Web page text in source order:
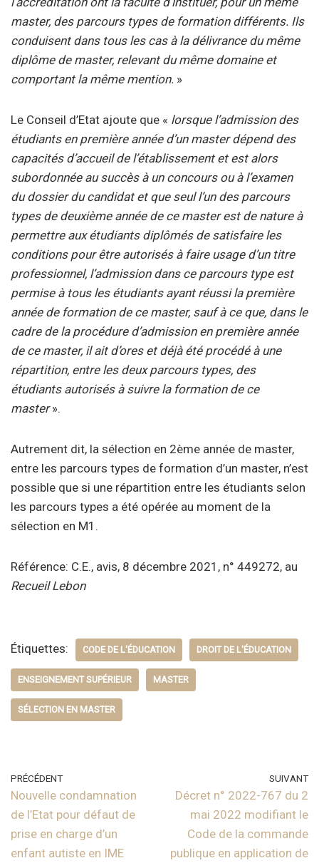
master, des parcours types de formation différents. Ils
conduisent dans tous les cas à la délivrance du même
diplôme de master, relevant du même domaine et
comportant la même mention. »
Le Conseil d’Etat ajoute que « lorsque l’admission des
étudiants en première année d’un master dépend des
capacités d’accueil de l’établissement et est alors
subordonnée au succès à un concours ou à l’examen
du dossier du candidat et que seul l’un des parcours
types de deuxième année de ce master est de nature à
permettre aux étudiants diplômés de satisfaire les
conditions pour être autorisés à faire usage d’un titre
professionnel, l’admission dans ce parcours type est
permise à tous les étudiants ayant réussi la première
année de formation de ce master, sauf à ce que, dans le
cadre de la procédure d’admission en première année
de ce master, il ait d’ores et déjà été procédé à une
répartition, entre les deux parcours types, des
étudiants autorisés à suivre la formation de ce
master».
Autrement dit, la sélection en 2ème année de master,
entre les parcours types de formation d’un master, n’est
possible que si une répartition entre les étudiants selon
les parcours types a été opérée au moment de la
sélection en M1.
Référence: C.E., avis, 8 décembre 2021, n° 449272, au
Recueil Lebon
Étiquettes: CODE DE L'ÉDUCATION DROIT DE L'ÉDUCATION
ENSEIGNEMENT SUPÉRIEUR MASTER
SÉLECTION EN MASTER
PRÉCÉDENT
Nouvelle condamnation
de l’Etat pour défaut de
prise en charge d’un
enfant autiste en IME
SUIVANT
Décret n° 2022-767 du 2
mai 2022 modifiant le
Code de la commande
publique en application de